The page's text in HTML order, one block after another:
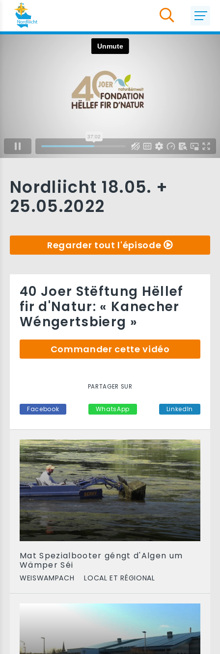
Nordliicht 18.05. +
25.05.2022
Regarder tout l'épisode
Mat Spezialbooter géngt d'Algen um
Wämper Séi
WEISWAMPACH LOCAL ET RÉGIONAL
40 Joer Stëftung Hëllef
fir d'Natur: « Kanecher
Wéngertsbierg »
Commander cette vidéo
PARTAGER SUR
Facebook WhatsApp LinkedIn